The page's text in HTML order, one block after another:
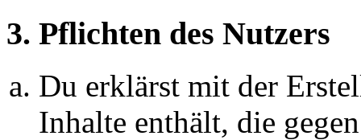
3. Pflichten des Nutzers
Du erklärst mit der
Inhalte enthält, die